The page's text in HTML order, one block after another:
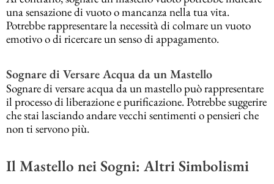
una sensazione di vuoto o mancanza nella tua vita.
Potrebbe rappresentare la necessità di colmare un vuoto
emotivo o di ricercare un senso di appagamento.
Sognare di Versare Acqua da un Mastello
Sognare di versare acqua da un mastello può rappresentare
il processo di liberazione e purificazione. Potrebbe suggerire
che stai lasciando andare vecchi sentimenti o pensieri che
non ti servono più.
Il Mastello nei Sogni: Altri Simbolismi